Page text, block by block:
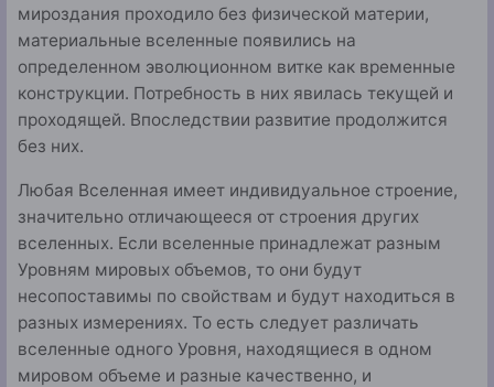
мироздания проходило без физической материи,
материальные все­ленные появились на
определенном эволюционном витке как временные
конструкции. Потребность в них явилась текущей и
проходящей. Впоследствии развитие продол­жится
без них.
Любая Вселенная имеет индивидуальное строение,
значительно отличающееся от строения других
вселенных. Если вселенные принадлежат разным
Уровням мировых объемов, то они будут
несопоставимы по свойствам и бу­дут находиться в
разных измерениях. То есть следует раз­личать
вселенные одного Уровня, находящиеся в одном
мировом объеме и разные качественно, и